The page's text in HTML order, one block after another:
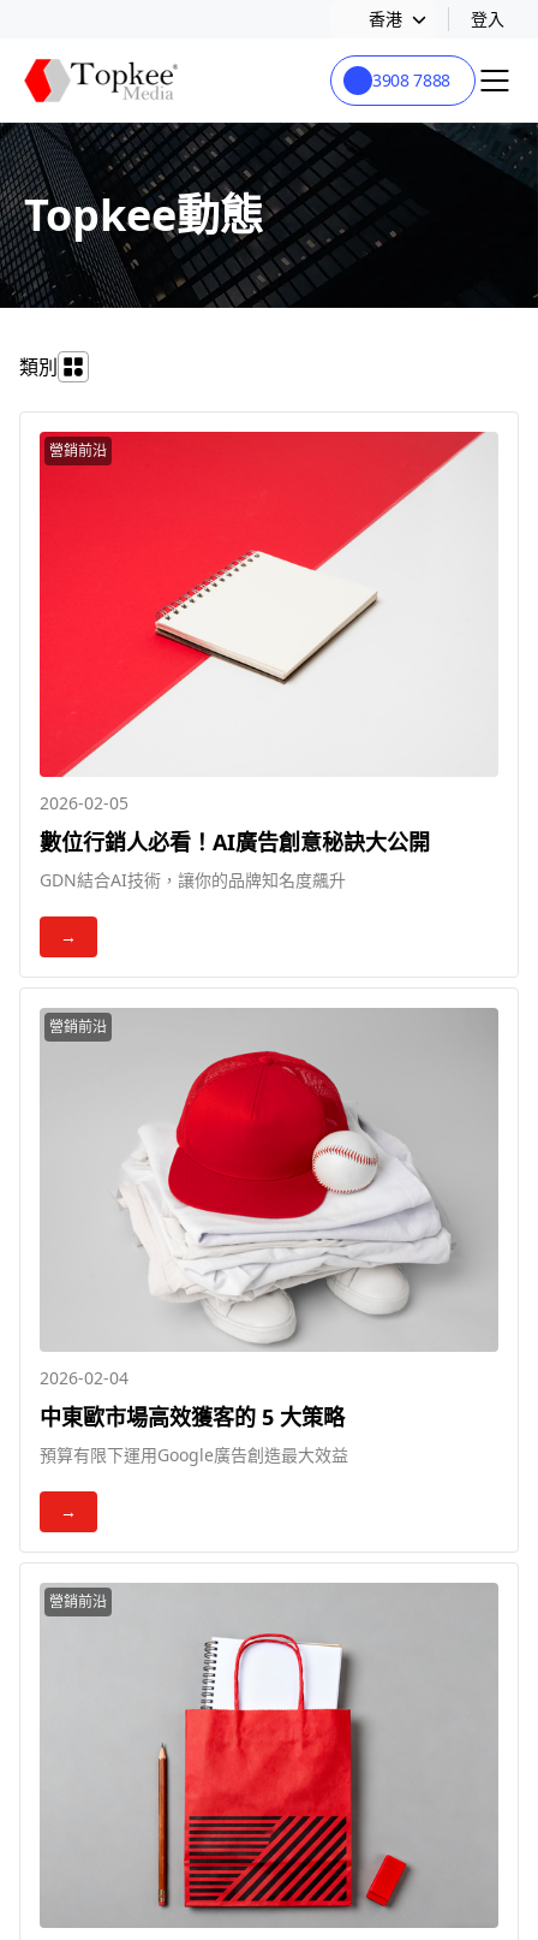
香港 登入
3908 7888
Topkee動態
類別
營銷前沿
2026-02-05
數位行銷人必看！AI廣告創意秘訣大公開
GDN結合AI技術，讓你的品牌知名度飆升
→
營銷前沿
2026-02-04
中東歐市場高效獲客的 5 大策略
預算有限下運用Google廣告創造最大效益
→
營銷前沿